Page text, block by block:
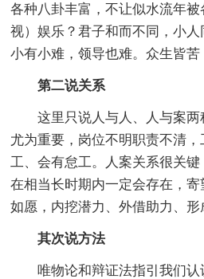
各种八卦丰富，不让似水流年
视）娱乐？君子和而不同，小人
小有小难，领导也难。众生皆苦
第二说关系
这里只说人与人、人与案两
尤为重要，岗位不明职责不清
工、会有怠工。人案关系很关
在相当长时期内一定会存在，
如愿，内挖潜力、外借助力、形
其次说方法
唯物论和辩证法指引我们认